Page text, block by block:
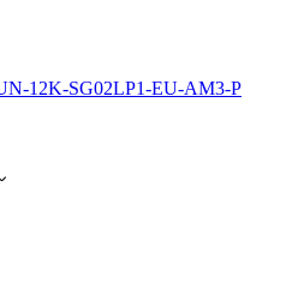
12K-SG02LP1-EU-AM3-P